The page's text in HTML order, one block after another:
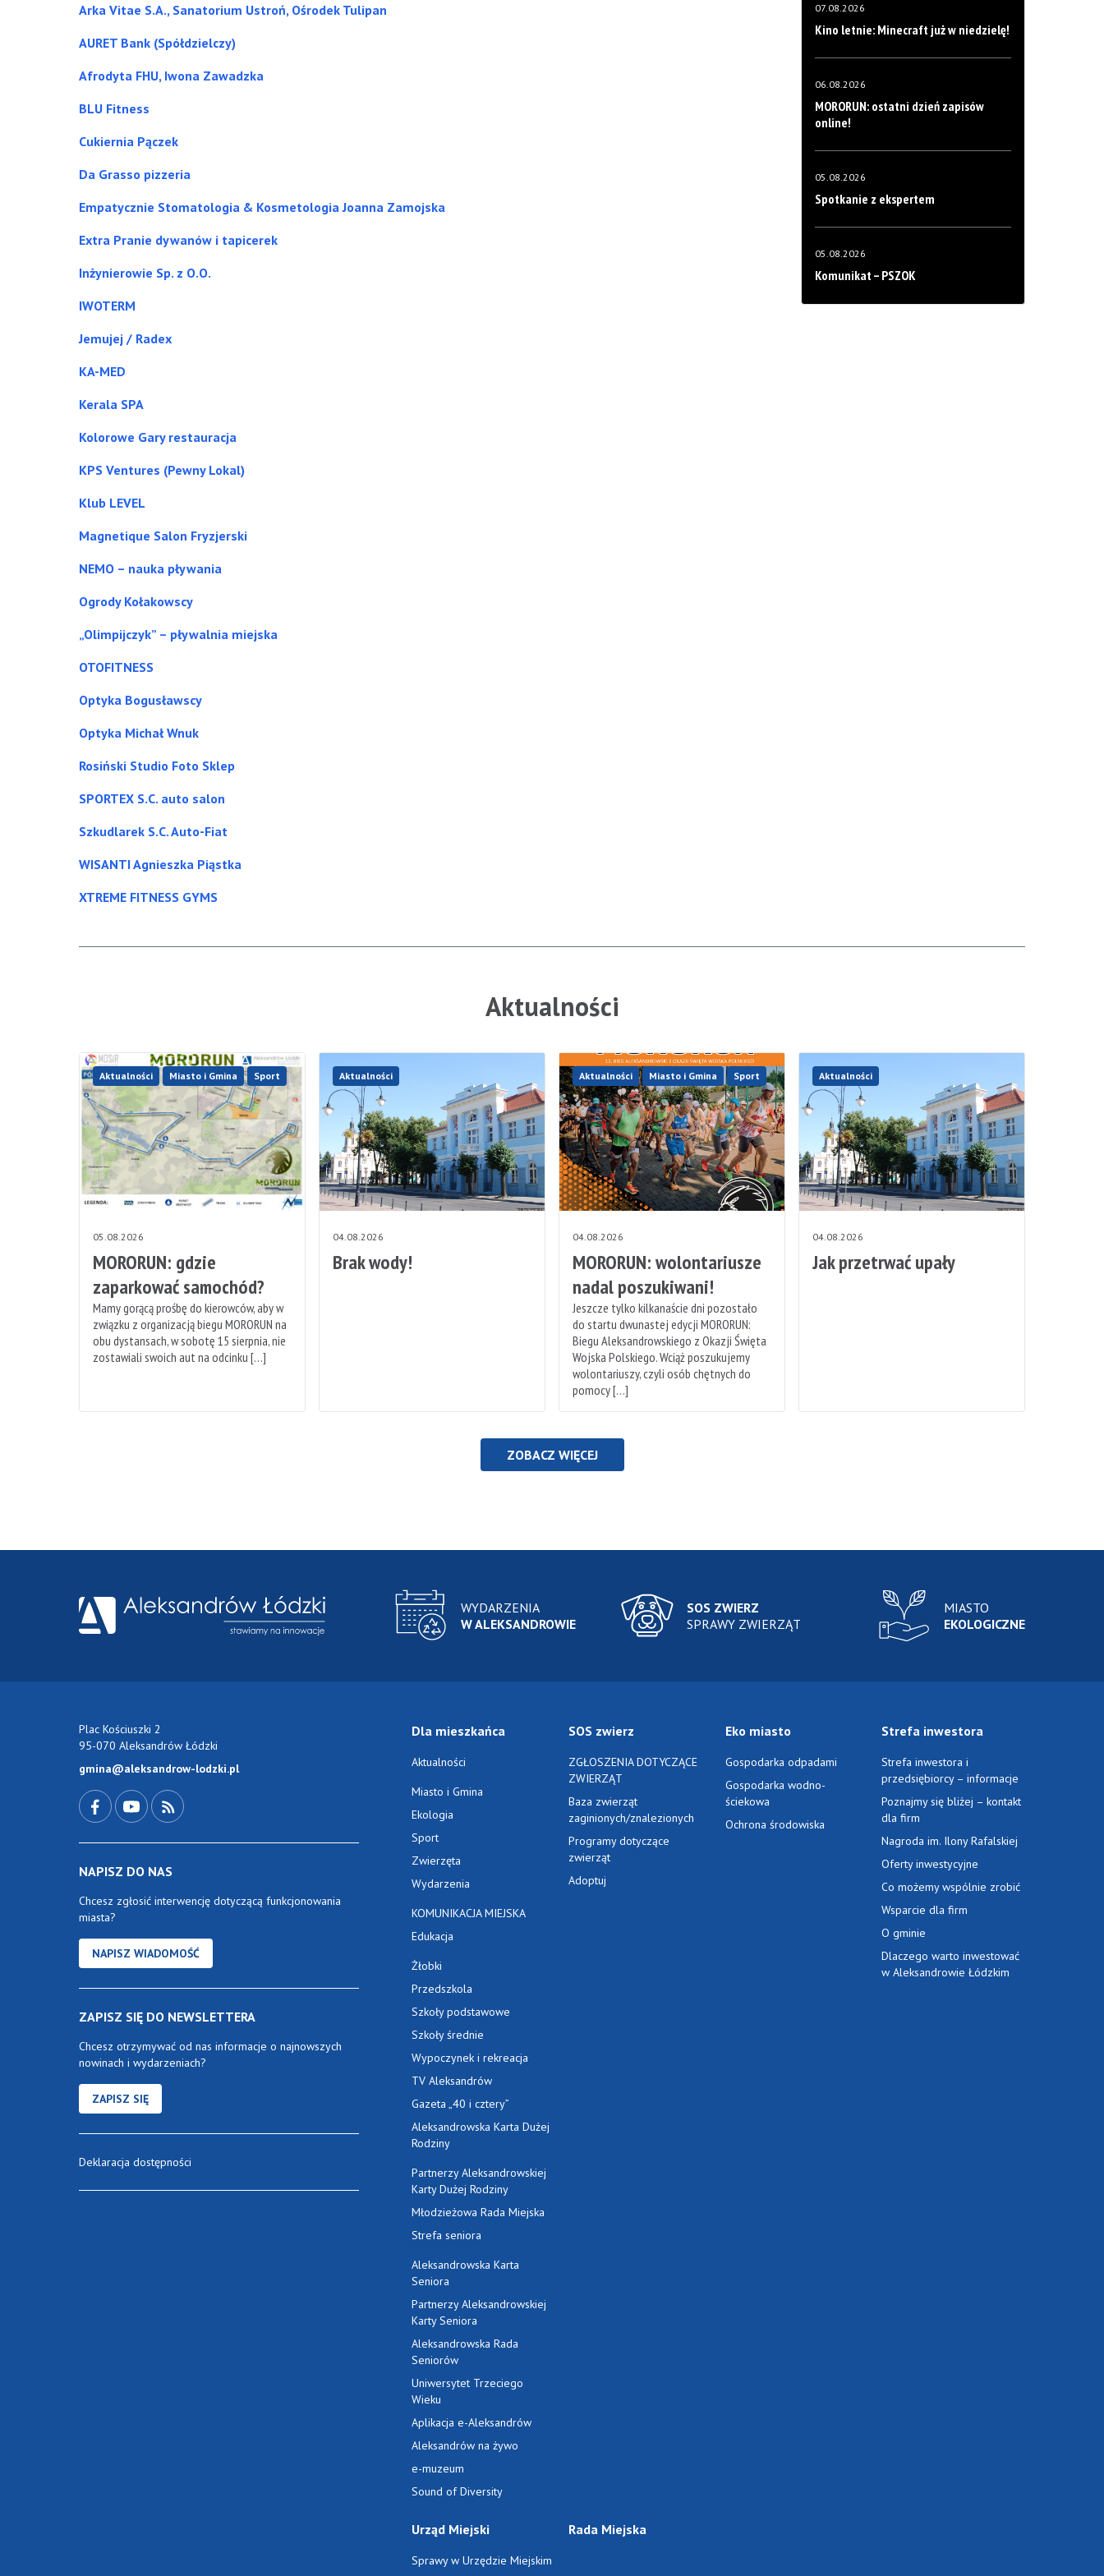
Arka Vitae S.A., Sanatorium Ustroń, Ośrodek Tulipan
AURET Bank (Spółdzielczy)
Afrodyta FHU, Iwona Zawadzka
BLU Fitness
Cukiernia Pączek
Da Grasso pizzeria
Empatycznie Stomatologia & Kosmetologia Joanna Zamojska
Extra Pranie dywanów i tapicerek
Inżynierowie Sp. z O.O.
IWOTERM
Jemujej / Radex
KA-MED
Kerala SPA
Kolorowe Gary restauracja
KPS Ventures (Pewny Lokal)
Klub LEVEL
Magnetique Salon Fryzjerski
NEMO – nauka pływania
Ogrody Kołakowscy
„Olimpijczyk” – pływalnia miejska
OTOFITNESS
Optyka Bogusławscy
Optyka Michał Wnuk
Rosiński Studio Foto Sklep
SPORTEX S.C. auto salon
Szkudlarek S.C. Auto-Fiat
WISANTI Agnieszka Piąstka
XTREME FITNESS GYMS
07.08.2026
Kino letnie: Minecraft już w niedzielę!
06.08.2026
MORORUN: ostatni dzień zapisów
online!
05.08.2026
Spotkanie z ekspertem
05.08.2026
Komunikat – PSZOK
Aktualności
Aktualności Miasto i Gmina Sport
05.08.2026
MORORUN: gdzie
zaparkować samochód?
Mamy gorącą prośbę do kierowców, aby w
związku z organizacją biegu MORORUN na
obu dystansach, w sobotę 15 sierpnia, nie
zostawiali swoich aut na odcinku […]
Aktualności
04.08.2026
Brak wody!
Aktualności Miasto i Gmina Sport
04.08.2026
MORORUN: wolontariusze
nadal poszukiwani!
Jeszcze tylko kilkanaście dni pozostało
do startu dwunastej edycji MORORUN:
Biegu Aleksandrowskiego z Okazji Święta
Wojska Polskiego. Wciąż poszukujemy
wolontariuszy, czyli osób chętnych do
pomocy […]
Aktualności
04.08.2026
Jak przetrwać upały
ZOBACZ WIĘCEJ
WYDARZENIA
W ALEKSANDROWIE
SOS ZWIERZ
SPRAWY ZWIERZĄT
MIASTO
EKOLOGICZNE
Plac Kościuszki 2
95-070 Aleksandrów Łódzki
gmina@aleksandrow-lodzki.pl
NAPISZ DO NAS
Chcesz zgłosić interwencję dotyczącą funkcjonowania
miasta?
NAPISZ WIADOMOŚĆ
ZAPISZ SIĘ DO NEWSLETTERA
Chcesz otrzymywać od nas informacje o najnowszych
nowinach i wydarzeniach?
ZAPISZ SIĘ
Deklaracja dostępności
Dla mieszkańca
Aktualności
Miasto i Gmina
Ekologia
Sport
Zwierzęta
Wydarzenia
KOMUNIKACJA MIEJSKA
Edukacja
Żłobki
Przedszkola
Szkoły podstawowe
Szkoły średnie
Wypoczynek i rekreacja
TV Aleksandrów
Gazeta „40 i cztery”
Aleksandrowska Karta Dużej
Rodziny
Partnerzy Aleksandrowskiej
Karty Dużej Rodziny
Młodzieżowa Rada Miejska
Strefa seniora
Aleksandrowska Karta
Seniora
Partnerzy Aleksandrowskiej
Karty Seniora
Aleksandrowska Rada
Seniorów
Uniwersytet Trzeciego
Wieku
Aplikacja e-Aleksandrów
Aleksandrów na żywo
e-muzeum
Sound of Diversity
SOS zwierz
ZGŁOSZENIA DOTYCZĄCE
ZWIERZĄT
Baza zwierząt
zaginionych/znalezionych
Programy dotyczące
zwierząt
Adoptuj
Eko miasto
Gospodarka odpadami
Gospodarka wodno-
ściekowa
Ochrona środowiska
Strefa inwestora
Strefa inwestora i
przedsiębiorcy – informacje
Poznajmy się bliżej – kontakt
dla firm
Nagroda im. Ilony Rafalskiej
Oferty inwestycyjne
Co możemy wspólnie zrobić
Wsparcie dla firm
O gminie
Dlaczego warto inwestować
w Aleksandrowie Łódzkim
Urząd Miejski
Sprawy w Urzędzie Miejskim
Rada Miejska